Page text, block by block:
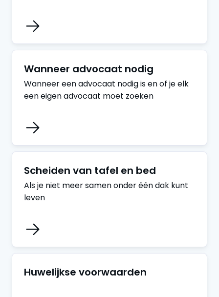
Wanneer advocaat nodig
Wanneer een advocaat nodig is en of je elk
een eigen advocaat moet zoeken
Scheiden van tafel en bed
Als je niet meer samen onder één dak kunt
leven
Huwelijkse voorwaarden